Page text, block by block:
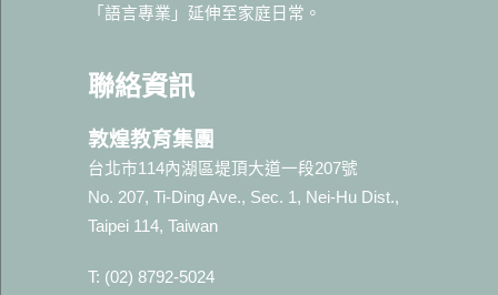
「語言專業」延伸至家庭日常。
聯絡資訊
敦煌教育集團
台北市114內湖區堤頂大道一段207號
No. 207, Ti-Ding Ave., Sec. 1, Nei-Hu Dist.,
Taipei 114, Taiwan
T: (02) 8792-5024